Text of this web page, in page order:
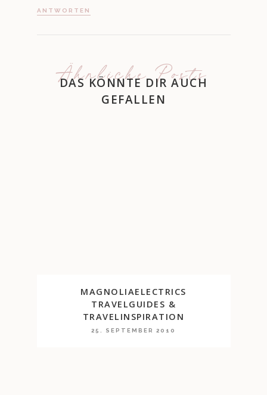
ANTWORTEN
Ähnliche Posts
DAS KÖNNTE DIR AUCH
GEFALLEN
MAGNOLIAELECTRICS
TRAVELGUIDES &
TRAVELINSPIRATION
25. SEPTEMBER 2010